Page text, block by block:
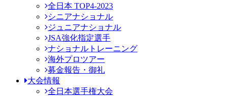
全日本 TOP4-2023
シニアナショナル
ジュニアナショナル
JSA強化指定選手
ナショナルトレーニング
海外プロツアー
募金報告・御礼
大会情報
全日本選手権大会